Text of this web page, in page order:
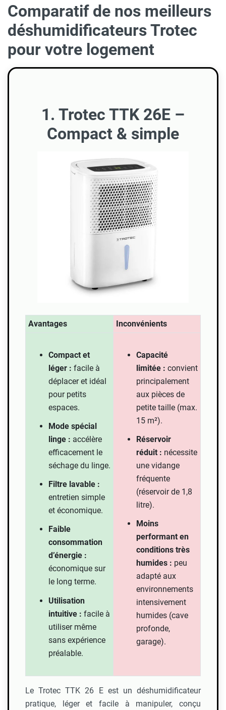
Comparatif de nos meilleurs
déshumidificateurs Trotec
pour votre logement
1. Trotec TTK 26E –
Compact & simple
Avantages Inconvénients
Compact et
léger : facile à
déplacer et idéal
pour petits
espaces.
Mode spécial
linge : accélère
efficacement le
séchage du linge.
Filtre lavable :
entretien simple
et économique.
Faible
consommation
d’énergie :
économique sur
le long terme.
Utilisation
intuitive : facile à
utiliser même
sans expérience
préalable.
Capacité
limitée : convient
principalement
aux pièces de
petite taille (max.
15 m²).
Réservoir
réduit : nécessite
une vidange
fréquente
(réservoir de 1,8
litre).
Moins
performant en
conditions très
humides : peu
adapté aux
environnements
intensivement
humides (cave
profonde,
garage).
Le Trotec TTK 26 E est un déshumidificateur
pratique, léger et facile à manipuler, conçu